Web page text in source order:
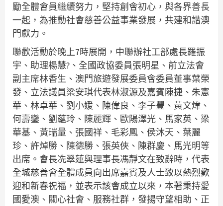
勵全體會員繼續努力，堅持創會初心，與各界善長
一起，為推動社會慈善公益事業發展，共建和諧澳
門獻力。
聯歡活動於晚上7時展開，中聯辦社工部處長羅振
宇、助理楊慧?、全國政協委員張明星、前立法會
副主席林香生、澳門旅遊發展委員會委員董事葉榮
發、立法議員梁安琪代表林淑源及嘉賓陳捷、朱憲
華、林卓華、劉小媛、陳偉良、李子豐、黃文煒、
何壽鑾、劉蘊玲、陳麗輝、歐陽澤光、馬家英、梁
華基、黃瑞量、張國祥、毛彩鳳、侯沐天、葉麗
珍、許焯勝、陳德勝、張英俠、陳群慶、馬光明等
出席。會長冼翠蓮與理事長馮靜文在致辭時，代表
全城慈善會全體成員向出席嘉賓及人士致以熱烈歡
迎和新春祝福，並表示該會成立以來，本著秉持愛
國愛澳、關心社會、服務社群，發揚守望相助、正